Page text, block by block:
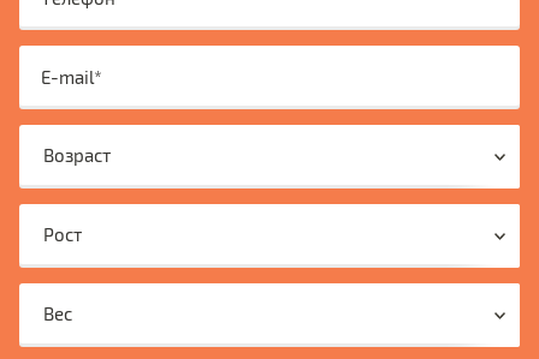
Возраст
Рост
Вес